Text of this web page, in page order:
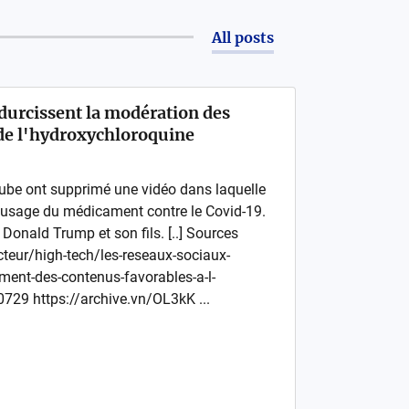
All posts
la modération des
l'hydroxychloroquine
ont supprimé une vidéo dans laquelle
du médicament contre le Covid-19.
Trump et son fils. [..] Sources
high-tech/les-reseaux-sociaux-
des-contenus-favorables-a-l-
https://archive.vn/OL3kK ...